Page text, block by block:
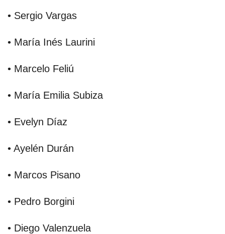
• Sergio Vargas
• María Inés Laurini
• Marcelo Feliú
• María Emilia Subiza
• Evelyn Díaz
• Ayelén Durán
• Marcos Pisano
• Pedro Borgini
• Diego Valenzuela